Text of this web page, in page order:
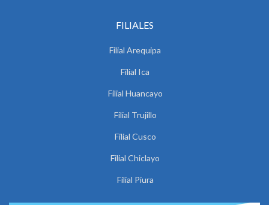
FILIALES
Filial Arequipa
Filial Ica
Filial Huancayo
Filial Trujillo
Filial Cusco
Filial Chiclayo
Filial Piura